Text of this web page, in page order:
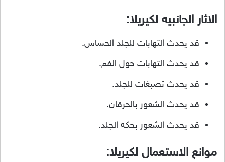
الاثار الجانبيه لكيريلا:
قد يحدث التهابات للجلد الحساس.
قد يحدث التهابات حول الفم.
قد يحدث تصبغات للجلد.
قد يحدث الشعور بالحرقان.
قد يحدث الشعور بحكه الجلد.
موانع الاستعمال لكيريلا: